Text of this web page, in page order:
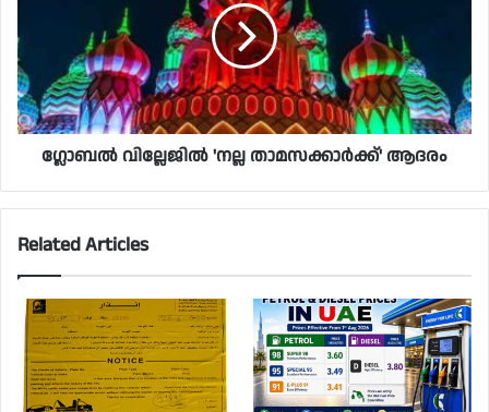
ഗ്ലോബൽ വില്ലേജിൽ 'നല്ല താമസക്കാർക്ക്' ആദരം
Related Articles